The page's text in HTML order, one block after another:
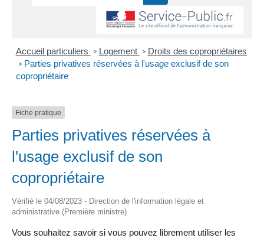
Accueil particuliers > Logement > Droits des copropriétaires
> Parties privatives réservées à l'usage exclusif de son
copropriétaire
Fiche pratique
Parties privatives réservées à
l'usage exclusif de son
copropriétaire
Vérifié le 04/08/2023 - Direction de l'information légale et
administrative (Première ministre)
Vous souhaitez savoir si vous pouvez librement utiliser les